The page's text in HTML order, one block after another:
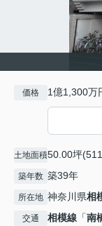
価格 1億1,300万
土地面積50.00坪
築年数 築39年
所在地 神奈川県相
交通 相模線 「南